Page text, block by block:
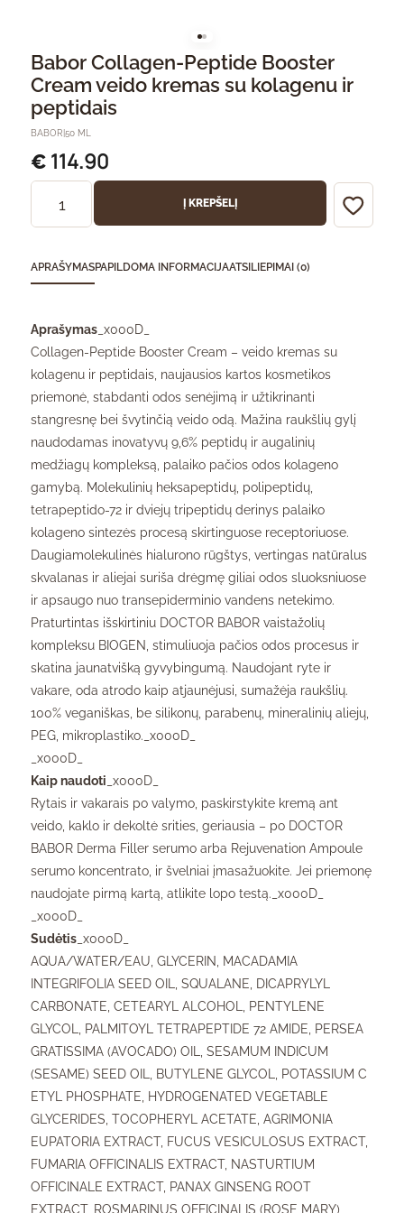
Babor Collagen-Peptide Booster
Cream veido kremas su kolagenu ir
peptidais
BABOR 50 ML
€ 114.90
Į KREPŠELĮ
APRAŠYMASPAPILDOMA INFORMACIJAATSILIEPIMAI (0)
Aprašymas _x000D_
Collagen-Peptide Booster Cream – veido kremas su
kolagenu ir peptidais, naujausios kartos kosmetikos
priemonė, stabdanti odos senėjimą ir užtikrinanti
stangresnę bei švytinčią veido odą. Mažina raukšlių gylį
naudodamas inovatyvų 9,6% peptidų ir augalinių
medžiagų kompleksą, palaiko pačios odos kolageno
gamybą. Molekulinių heksapeptidų, polipeptidų,
tetrapeptido-72 ir dviejų tripeptidų derinys palaiko
kolageno sintezės procesą skirtinguose receptoriuose.
Daugiamolekulinės hialurono rūgštys, vertingas natūralus
skvalanas ir aliejai suriša drėgmę giliai odos sluoksniuose
ir apsaugo nuo transepiderminio vandens netekimo.
Praturtintas išskirtiniu DOCTOR BABOR vaistažolių
kompleksu BIOGEN, stimuliuoja pačios odos procesus ir
skatina jaunatvišką gyvybingumą. Naudojant ryte ir
vakare, oda atrodo kaip atjaunėjusi, sumažėja raukšlių.
100% veganiškas, be silikonų, parabenų, mineralinių aliejų,
PEG, mikroplastiko._x000D_
_x000D_
Kaip naudoti _x000D_
Rytais ir vakarais po valymo, paskirstykite kremą ant
veido, kaklo ir dekoltė srities, geriausia – po DOCTOR
BABOR Derma Filler serumo arba Rejuvenation Ampoule
serumo koncentrato, ir švelniai įmasažuokite. Jei priemonę
naudojate pirmą kartą, atlikite lopo testą._x000D_
_x000D_
Sudėtis _x000D_
AQUA/WATER/EAU, GLYCERIN, MACADAMIA
INTEGRIFOLIA SEED OIL, SQUALANE, DICAPRYLYL
CARBONATE, CETEARYL ALCOHOL, PENTYLENE
GLYCOL, PALMITOYL TETRAPEPTIDE 72 AMIDE, PERSEA
GRATISSIMA (AVOCADO) OIL, SESAMUM INDICUM
(SESAME) SEED OIL, BUTYLENE GLYCOL, POTASSIUM C
ETYL PHOSPHATE, HYDROGENATED VEGETABLE
GLYCERIDES, TOCOPHERYL ACETATE, AGRIMONIA
EUPATORIA EXTRACT, FUCUS VESICULOSUS EXTRACT,
FUMARIA OFFICINALIS EXTRACT, NASTURTIUM
OFFICINALE EXTRACT, PANAX GINSENG ROOT
EXTRACT, ROSMARINUS OFFICINALIS (ROSE MARY)